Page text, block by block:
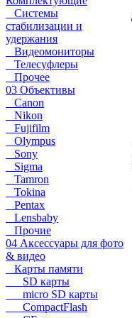
Системы
стабилизации и
удержания
Видеомониторы
Телесуфлеры
Прочее
03 Объективы
Canon
Nikon
Fujifilm
Olympus
Sony
Sigma
Tamron
Tokina
Pentax
Lensbaby
Прочие
04 Аксессуары для фото
& видео
Карты памяти
SD карты
micro SD карты
CompactFlash